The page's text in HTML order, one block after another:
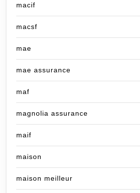
macif
macsf
mae
mae assurance
maf
magnolia assurance
maif
maison
maison meilleur